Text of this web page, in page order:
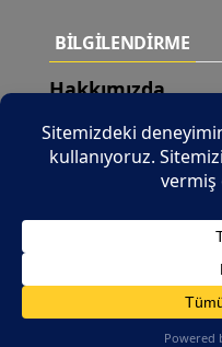
BİLGİLENDİRME
Hakkımızda
Teslimat Şartları
Yeni Ürünler
© 2026